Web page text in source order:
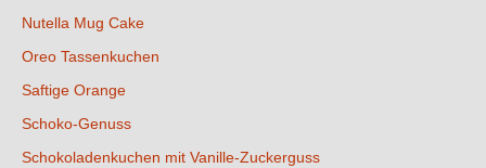
Nutella Mug Cake
Oreo Tassenkuchen
Saftige Orange
Schoko-Genuss
Schokoladenkuchen mit Vanille-Zuckerguss